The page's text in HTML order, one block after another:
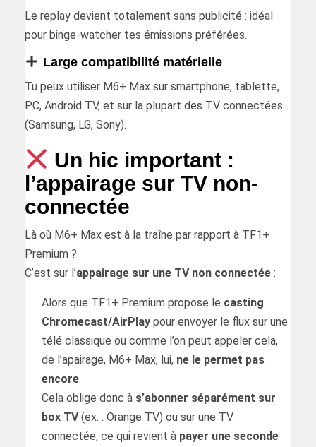
Le replay devient totalement sans publicité : idéal
pour binge-watcher tes émissions préférées.
Large compatibilité matérielle
Tu peux utiliser M6+ Max sur smartphone, tablette,
PC, Android TV, et sur la plupart des TV connectées
(Samsung, LG, Sony).
Un hic important :
l’appairage sur TV non-
connectée
Là où M6+ Max est à la traîne par rapport à TF1+
Premium ?
C’est sur l’appairage sur une TV non connectée :
Alors que TF1+ Premium propose le casting
Chromecast/AirPlay pour envoyer le flux sur une
télé classique ou comme l’on peut appeler cela,
de l’apairage, M6+ Max, lui, ne le permet pas
encore.
Cela oblige donc à s’abonner séparément sur
box TV(ex. : Orange TV) ou sur une TV
connectée, ce qui revient à payer une seconde